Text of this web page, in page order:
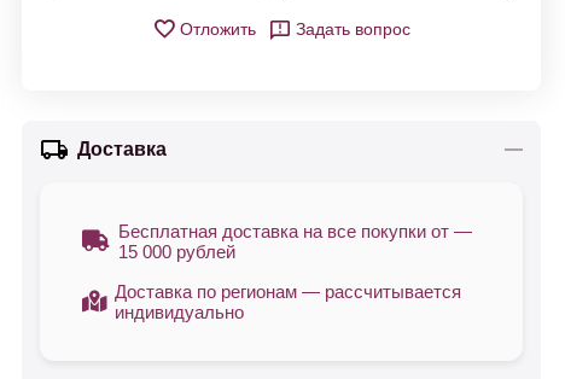
Отложить Задать вопрос
Доставка
Бесплатная доставка на все покупки от —
15 000 рублей
Доставка по регионам — рассчитывается
индивидуально